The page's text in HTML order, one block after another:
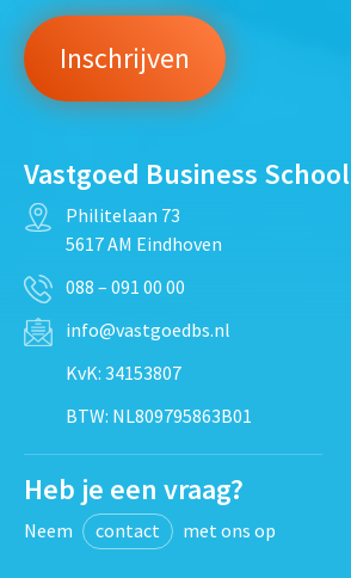
Vastgoed Business School
Philitelaan 73
5617 AM Eindhoven
088 – 091 00 00
info@vastgoedbs.nl
KvK: 34153807
BTW: NL809795863B01
Heb je een vraag?
Neem contact met ons op